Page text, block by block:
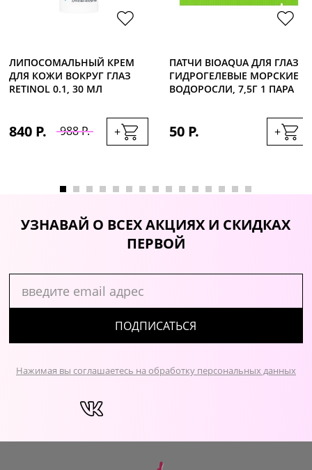
ЛИПОСОМАЛЬНЫЙ КРЕМ
ДЛЯ КОЖИ ВОКРУГ ГЛАЗ
RETINOL 0.1, 30 МЛ
840 Р. 988 Р. +
ПАТЧИ BIOAQUA ДЛЯ ГЛАЗ
ГИДРОГЕЛЕВЫЕ МОРСКИЕ
ВОДОРОСЛИ, 7,5Г 1 ПАРА
50 Р. +
УЗНАВАЙ О ВСЕХ АКЦИЯХ И СКИДКАХ
ПЕРВОЙ
ПОДПИСАТЬСЯ
Нажимая вы соглашаетесь на обработку персональных данных